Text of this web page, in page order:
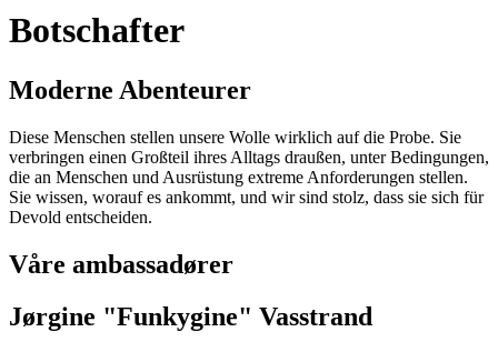
Botschafter
Moderne Abenteurer
Diese Menschen stellen unsere Wolle wirklich auf die Probe. Sie
verbringen einen Großteil ihres Alltags draußen, unter Bedingungen,
die an Menschen und Ausrüstung extreme Anforderungen stellen.
Sie wissen, worauf es ankommt, und wir sind stolz, dass sie sich für
Devold entscheiden.
Våre ambassadører
Jørgine "Funkygine" Vasstrand